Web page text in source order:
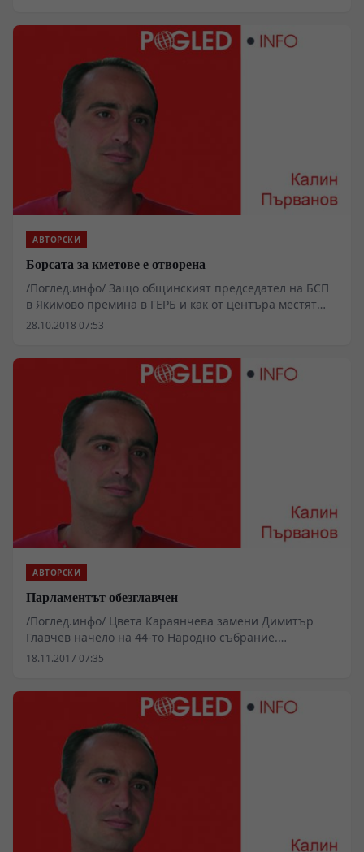
АВТОРСКИ
Борсата за кметове е отворена
/Поглед.инфо/ Защо общинският председател на БСП
в Якимово премина в ГЕРБ и как от центъра местят
пешките си надолу, за да не се развалят „големите
28.10.2018 07:53
АВТОРСКИ
Парламентът обезглавчен
/Поглед.инфо/ Цвета Караянчева замени Димитър
Главчев начело на 44-то Народно събрание.
Поредната парламентарна буря в чаша вода
18.11.2017 07:35